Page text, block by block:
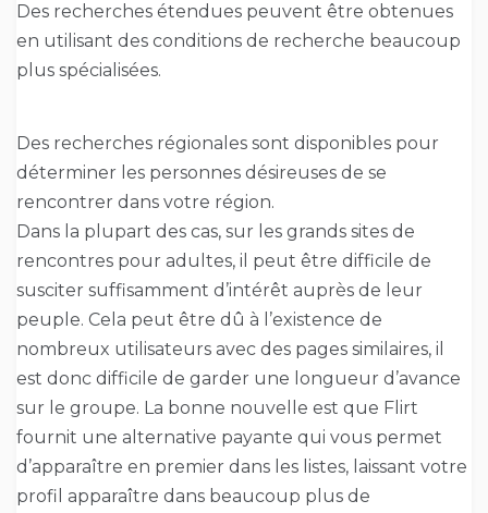
Des recherches étendues peuvent être obtenues
en utilisant des conditions de recherche beaucoup
plus spécialisées.
Des recherches régionales sont disponibles pour
déterminer les personnes désireuses de se
rencontrer dans votre région.
Dans la plupart des cas, sur les grands sites de
rencontres pour adultes, il peut être difficile de
susciter suffisamment d’intérêt auprès de leur
peuple. Cela peut être dû à l’existence de
nombreux utilisateurs avec des pages similaires, il
est donc difficile de garder une longueur d’avance
sur le groupe. La bonne nouvelle est que Flirt
fournit une alternative payante qui vous permet
d’apparaître en premier dans les listes, laissant votre
profil apparaître dans beaucoup plus de